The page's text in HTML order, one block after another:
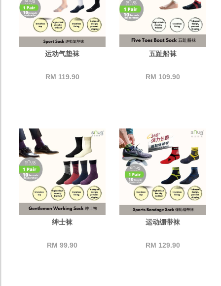
运动气垫袜
RM 119.90
五趾船袜
RM 109.90
绅士袜
RM 99.90
运动绷带袜
RM 129.90